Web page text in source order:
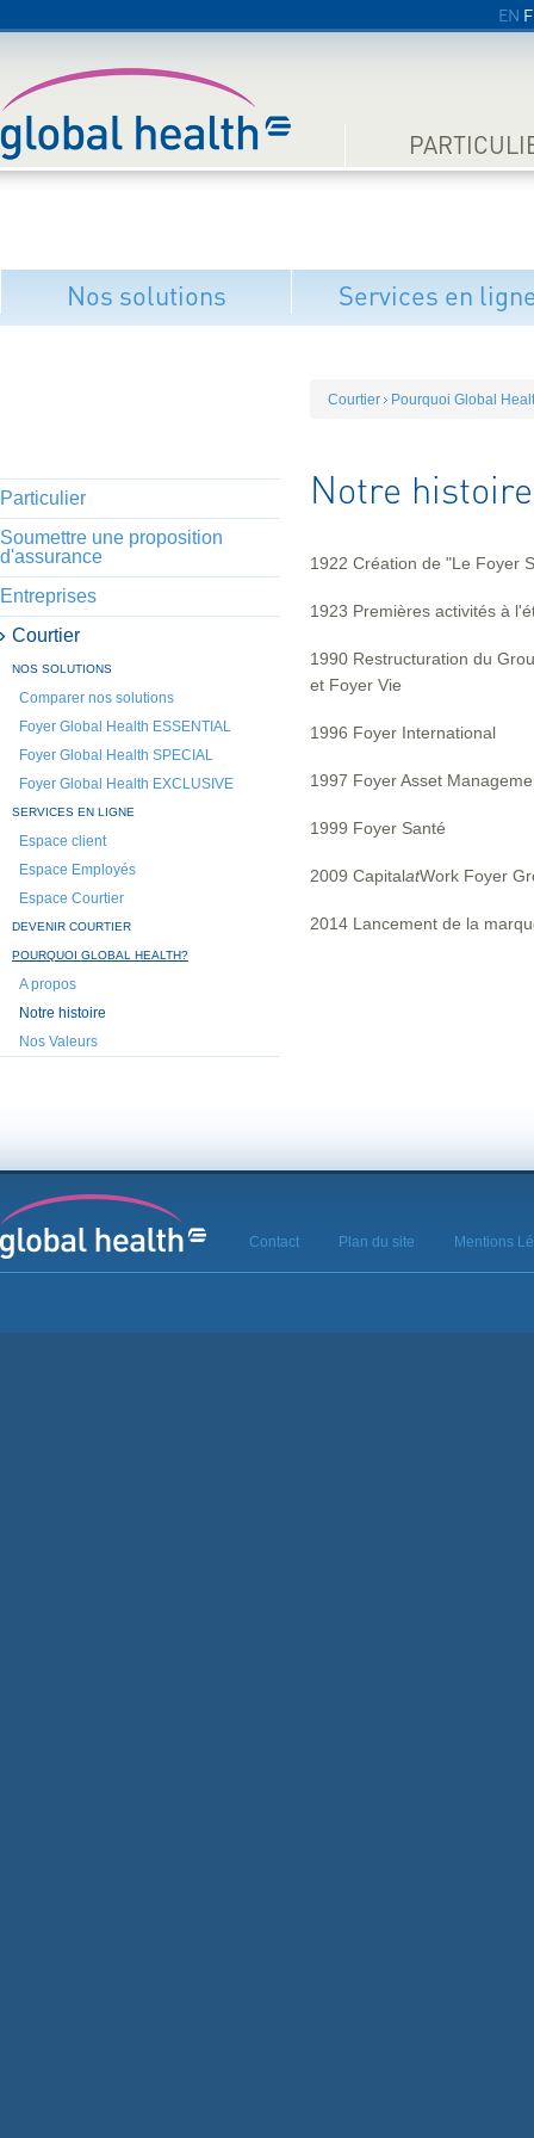
EN
Nos solutions Services en
Courtier Pourquoi Global
Particulier
Soumettre une proposition
d'assurance
Entreprises
Courtier
NOS SOLUTIONS
Comparer nos solutions
Foyer Global Health ESSENTIAL
Foyer Global Health SPECIAL
Foyer Global Health EXCLUSIVE
SERVICES EN LIGNE
Espace client
Espace Employés
Espace Courtier
DEVENIR COURTIER
POURQUOI GLOBAL HEALTH?
A propos
Notre histoire
Nos Valeurs
Notre histoire
1922 Création de "Le Foyer
1923 Premières activités à
1990 Restructuration du
et Foyer Vie
1996 Foyer International
1997 Foyer Asset
1999 Foyer Santé
2009 CapitalatWork Foyer
2014 Lancement de la
Contact Plan du site Mentions